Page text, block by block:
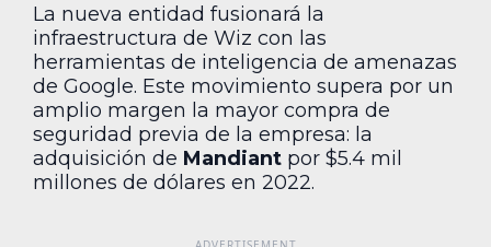
La nueva entidad fusionará la
infraestructura de Wiz con las
herramientas de inteligencia de amenazas
de Google. Este movimiento supera por un
amplio margen la mayor compra de
seguridad previa de la empresa: la
adquisición de Mandiant por $5.4 mil
millones de dólares en 2022.